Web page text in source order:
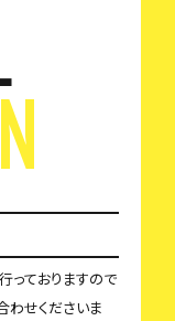
っておりますので
わせくださいま